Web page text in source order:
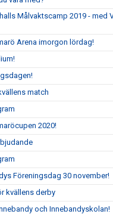
Målvaktscamp 2019 - med
Arena imorgon lördag!
match
2020!
Föreningsdag 30 november!
kvällens derby
och Innebandyskolan!